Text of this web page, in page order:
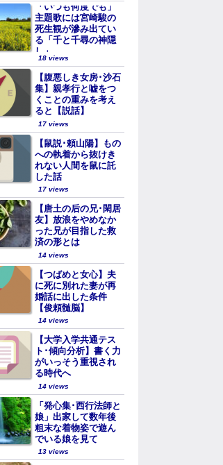
「いつも何度でも」
主題歌には宮崎駿の
死生観が滲み出てい
る「千と千尋の神隠
し」
18 views
【腹悪しき女房･沙石
集】親孝行と嘘をつ
くことの重みを考え
ると【説話】
17 views
【鼠説･頼山陽】もの
への執着から抜けき
れない人間を鼠に託
した話
17 views
【唐土の后の兄･閑居
友】放浪をやめなか
った兄が目指した救
済の形とは
14 views
【つばめと女心】夫
に死に別れた妻が再
婚話に出した条件
【俊頼髄脳】
14 views
【大学入学共通テス
ト･傾向分析】書く力
がいっそう重視され
る時代へ
14 views
「発心集･西行法師と
娘」出家して数年後
粗末な着物姿で遊ん
でいる娘を見て
13 views